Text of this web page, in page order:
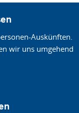
Auskünften.
wir uns umgehend